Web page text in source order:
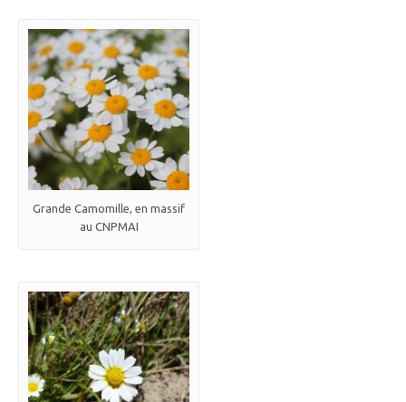
Grande Camomille, en massif
au CNPMAI